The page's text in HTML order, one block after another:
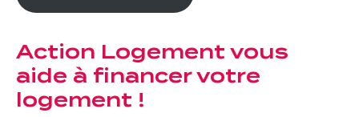
Action Logement vous
aide à financer votre
logement !